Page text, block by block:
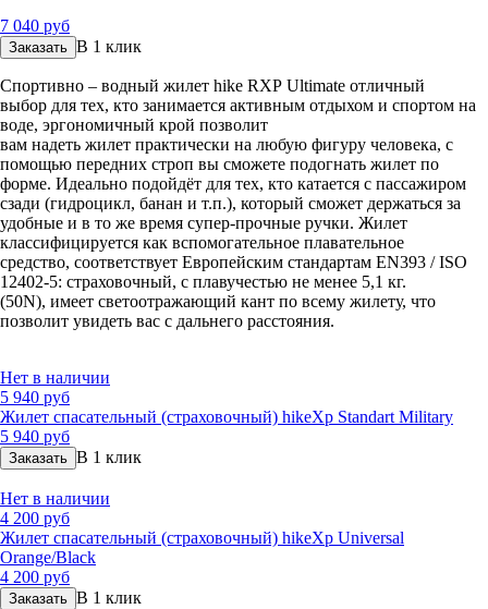
7 040 руб
Заказать В 1 клик
Спортивно – водный жилет hike RXP Ultimate отличный
выбор для тех, кто занимается активным отдыхом и спортом на
воде, эргономичный крой позволит
вам надеть жилет практически на любую фигуру человека, с
помощью передних строп вы сможете подогнать жилет по
форме. Идеально подойдёт для тех, кто катается с пассажиром
сзади (гидроцикл, банан и т.п.), который сможет держаться за
удобные и в то же время супер-прочные ручки. Жилет
классифицируется как вспомогательное плавательное
средство, соответствует Европейским стандартам EN393 / ISO
12402-5: страховочный, с плавучестью не менее 5,1 кг.
(50N), имеет светоотражающий кант по всему жилету, что
позволит увидеть вас с дальнего расстояния.
Нет в наличии
5 940 руб
Жилет спасательный (страховочный) hikeXp Standart Military
5 940 руб
Заказать В 1 клик
Нет в наличии
4 200 руб
Жилет спасательный (страховочный) hikeXp Universal
Orange/Black
4 200 руб
Заказать В 1 клик